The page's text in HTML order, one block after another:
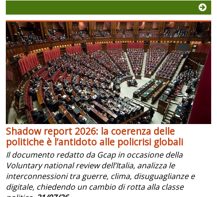
Shadow report 2026: la coerenza delle
politiche è l’antidoto alle policrisi globali
Il documento redatto da Gcap in occasione della
Voluntary national review dell’Italia, analizza le
interconnessioni tra guerre, clima, disuguaglianze e
digitale, chiedendo un cambio di rotta alla classe